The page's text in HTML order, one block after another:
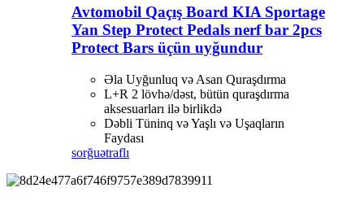
Avtomobil Qaçış Board KIA Sportage
Yan Step Protect Pedals nerf bar 2pcs
Protect Bars üçün uyğundur
Əla Uyğunluq və Asan Quraşdırma
L+R 2 lövhə/dəst, bütün quraşdırma
aksesuarları ilə birlikdə
Dəbli Tüninq və Yaşlı və Uşaqların
Faydası
sorğuətraflı